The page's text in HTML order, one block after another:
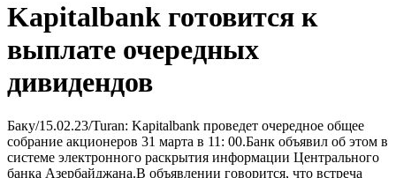
Kapitalbank готовится к
выплате очередных
дивидендов
Баку/15.02.23/Turan: Kapitalbank проведет очередное общее
собрание акционеров 31 марта в 11: 00.Банк объявил об этом в
системе электронного раскрытия информации Центрального
банка Азербайджана.В объявлении говорится, что встреча